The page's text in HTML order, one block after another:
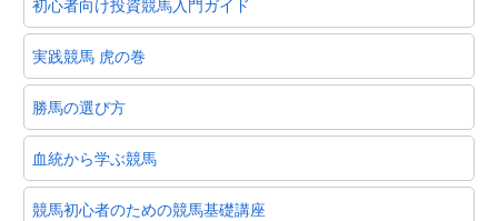
実践競馬 虎の巻
勝馬の選び方
血統から学ぶ競馬
競馬初心者のための競馬基礎講座